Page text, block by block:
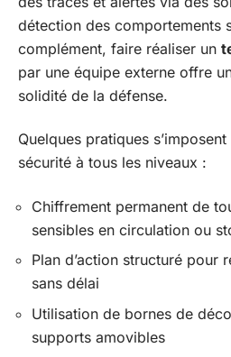
détection des comportements
complément, faire réaliser un
par une équipe externe offre
solidité de la défense.
Quelques pratiques
sécurité à tous les niveaux :
Chiffrement permanent de
sensibles en circulation ou
Plan d’action structuré pour
sans délai
Utilisation de bornes de
supports amovibles